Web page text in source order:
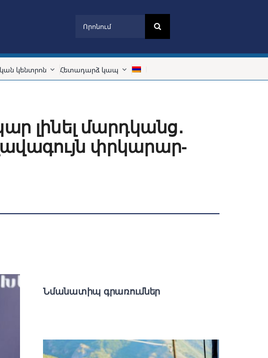
կենտրոն Հետադարձ կապ
լինել մարդկանց․
փրկարար-
Նմանատիպ գրառումներ